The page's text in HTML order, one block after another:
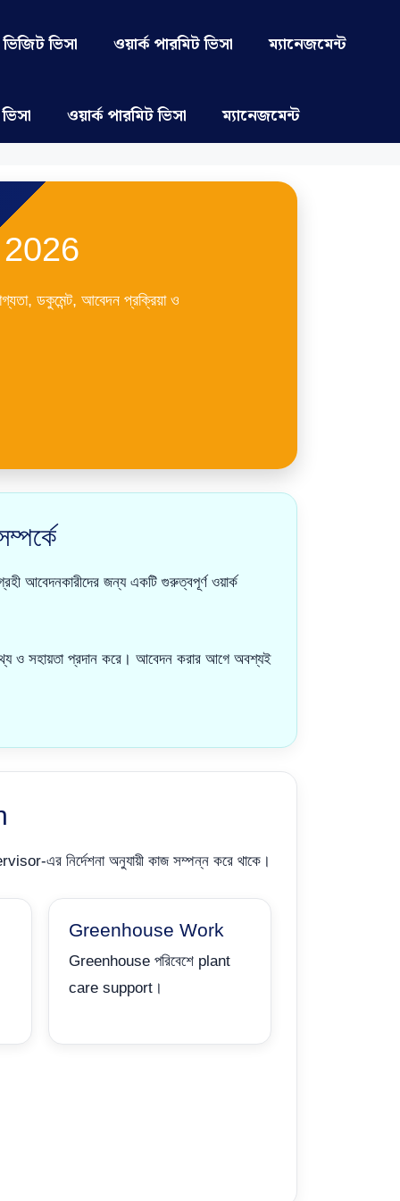
ভিজিট ভিসা ওয়ার্ক পারমিট ভিসা ম্যানেজমেন্ট
ওয়ার্ক পারমিট ভিসা ম্যানেজমেন্ট
ডকুমেন্ট, আবেদন প্রক্রিয়া ও
জন্য একটি গুরুত্বপূর্ণ ওয়ার্ক
ও সহায়তা প্রদান করে। আবেদন করার আগে অবশ্যই
এর নির্দেশনা অনুযায়ী কাজ সম্পন্ন করে থাকে।
Greenhouse Work
Greenhouse পরিবেশে plant
care support।